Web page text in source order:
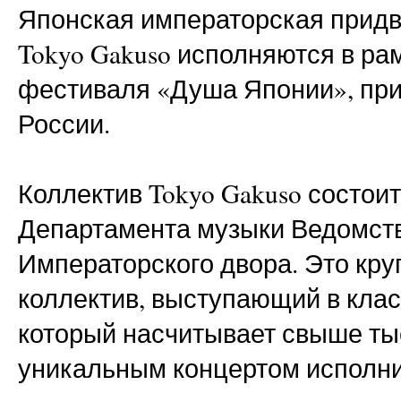
Японская императорская
Tokyo Gakuso исполняются в
фестиваля «Душа Японии»,
России.
Коллектив Tokyo Gakuso
Департамента музыки
Императорского двора. Это
коллектив, выступающий в
который насчитывает свыше
уникальным концертом